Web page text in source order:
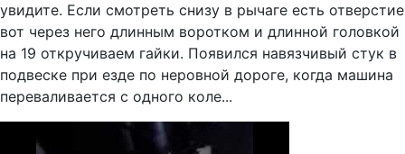
увидите. Если смотреть снизу в рычаге есть отверстие
вот через него длинным воротком и длинной головкой
на 19 откручиваем гайки. Появился навязчивый стук в
подвеске при езде по неровной дороге, когда машина
переваливается с одного коле...